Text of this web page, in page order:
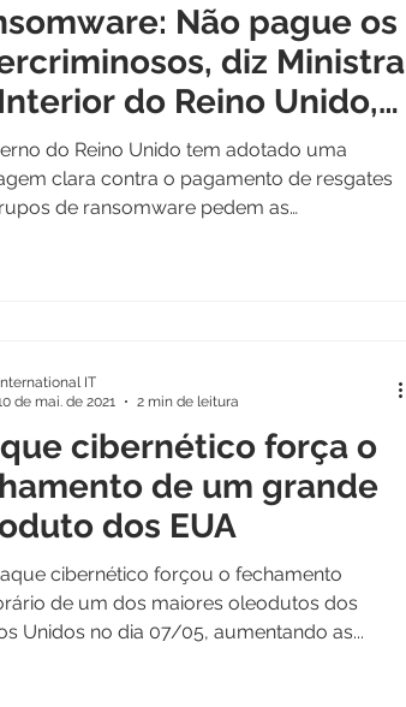
Não pague os
diz Ministra
do Reino Unido,
Patel
do Reino Unido tem adotado uma
clara contra o pagamento de resgates
de ransomware pedem as
cibernético força o
de um grande
dos EUA
cibernético forçou o fechamento
de um dos maiores oleodutos dos
Unidos no dia 07/05, aumentando as...
IT
de mai. de 2021
2 min de leitura